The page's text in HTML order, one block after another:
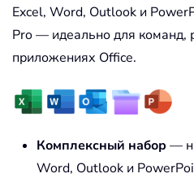
Excel, Word, Outlook и
Pro — идеально для команд,
приложениях Office.
Комплексный набор —
Word, Outlook и